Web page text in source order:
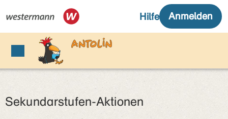
Sekundarstufen-Aktionen